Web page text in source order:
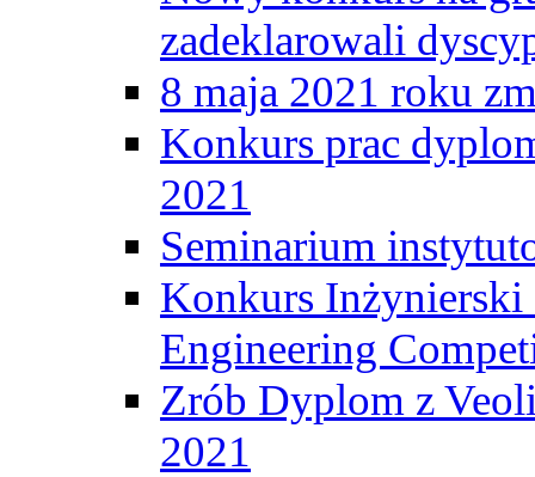
zadeklarowali
8 maja 2021 roku
Konkurs prac
2021
Seminarium
Konkurs
Engineering
Zrób Dyplom z
2021